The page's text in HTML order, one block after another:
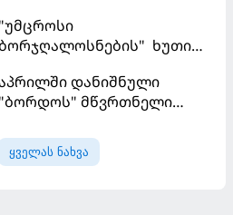
"უმცროსი
ხუთი
დანიშნული
"ბორდოს" მწვრთნელი
ყველას ნახვა